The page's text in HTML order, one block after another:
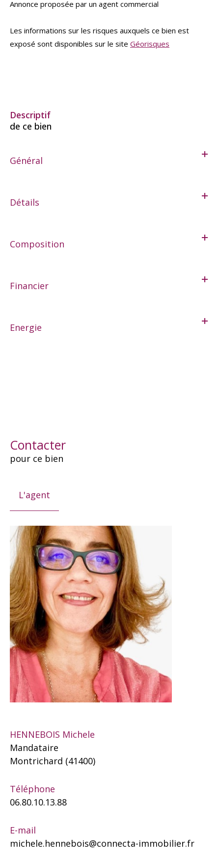
Annonce proposée par un agent commercial
Les informations sur les risques auxquels ce bien est
exposé sont disponibles sur le site Géorisques
descriptif
de ce bien
Général
Détails
Composition
Financier
Energie
Contacter
pour ce bien
L'agent
HENNEBOIS Michele
Mandataire
Montrichard (41400)
Téléphone
06.80.10.13.88
E-mail
michele.hennebois@connecta-immobilier.fr